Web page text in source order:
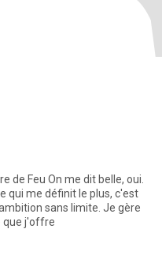
de Feu ​On me dit belle, oui.
qui me définit le plus, c'est
sans limite. Je gère
que j'offre